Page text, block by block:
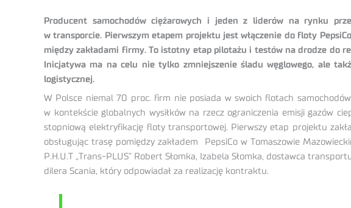
Producent samochodów ciężarowych i jeden z liderów na rynku
w transporcie. Pierwszym etapem projektu jest włączenie do floty
między zakładami firmy. To istotny etap pilotażu i testów na drodze do
Inicjatywa ma na celu nie tylko zmniejszenie śladu węglowego, ale
logistycznej.
W Polsce niemal 70 proc. firm nie posiada w swoich flotach
w kontekście globalnych wysiłków na rzecz ograniczenia emisji gazów
stopniową elektryfikację floty transportowej. Pierwszy etap projektu
obsługując trasę pomiędzy zakładem PepsiCo w Tomaszowie
P.H.U.T „Trans-PLUS” Robert Słomka, Izabela Słomka, dostawca
dilera Scania, który odpowiadał za realizację kontraktu.